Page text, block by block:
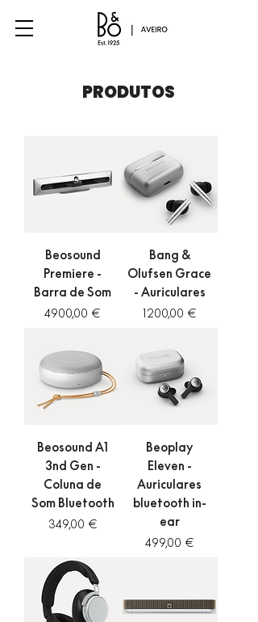
PRODUTOS
Beosound
Premiere -
Barra de Som
Preço
4900,00 €
Bang &
Olufsen Grace
- Auriculares
Preço
1200,00 €
Beosound A1
3nd Gen -
Coluna de
Som Bluetooth
Preço
349,00 €
Beoplay
Eleven -
Auriculares
bluetooth in-
ear
Preço
499,00 €